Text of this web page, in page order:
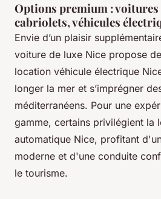
Options premium : voitures
cabriolets, véhicules
Envie d’un plaisir
voiture de luxe Nice propose
location véhicule électrique
longer la mer et s’imprégner
méditerranéens. Pour une
gamme, certains privilégient la
automatique Nice, profitant
moderne et d'une conduite
le tourisme.